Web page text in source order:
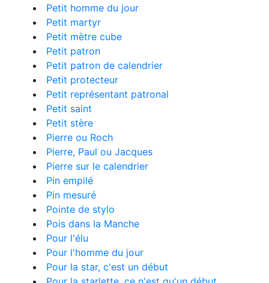
Petit homme du jour
Petit martyr
Petit mètre cube
Petit patron
Petit patron de calendrier
Petit protecteur
Petit représentant patronal
Petit saint
Petit stère
Pierre ou Roch
Pierre, Paul ou Jacques
Pierre sur le calendrier
Pin empilé
Pin mesuré
Pointe de stylo
Pois dans la Manche
Pour l'élu
Pour l'homme du jour
Pour la star, c'est un début